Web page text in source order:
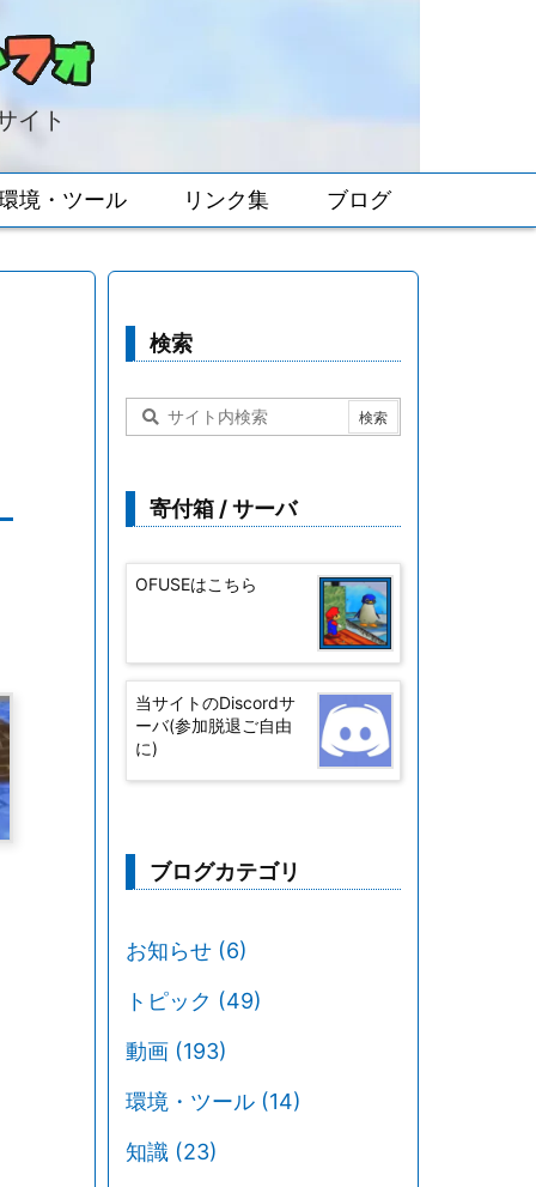
イト
境・ツール リンク集 ブログ
検索
寄付箱 / サーバ
OFUSEはこちら
当サイトのDiscordサ
ーバ(参加脱退ご自由
に)
ブログカテゴリ
お知らせ (6)
トピック (49)
動画 (193)
環境・ツール (14)
知識 (23)